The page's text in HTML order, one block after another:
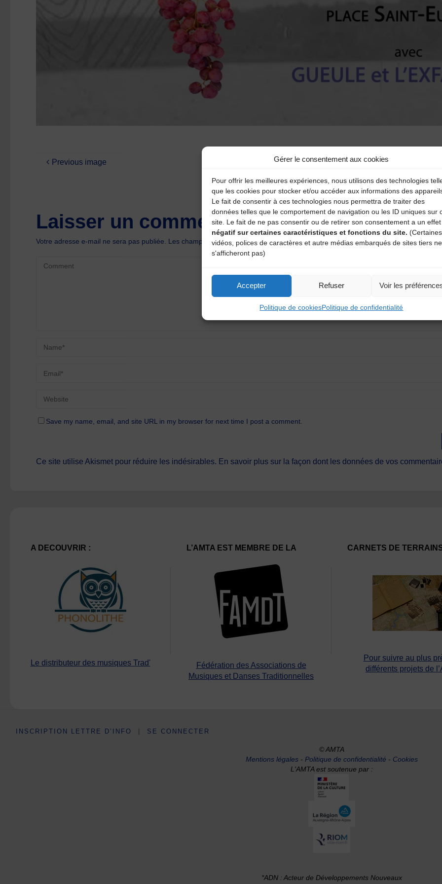
Gérer le consentement aux cookies
Pour offrir les meilleures expériences, nous utilisons des technologies
que les cookies pour stocker et/ou accéder aux informations des
Le fait de consentir à ces technologies nous permettra de traiter des
données telles que le comportement de navigation ou les ID uniques sur
site. Le fait de ne pas consentir ou de retirer son consentement a un effet
négatif sur certaines caractéristiques et fonctions du site. (Certaines
vidéos, polices de caractères et autre médias embarqués de sites tiers ne
s'afficheront pas)
Accepter Refuser Voir les
Politique de cookiesPolitique de confidentialité
Previous image
Laisser un commentaire
Votre adresse e-mail ne sera pas publiée. Les champs obligatoires sont indiqués avec*
Save my name, email, and site URL in my browser for next time I post a comment.
Ce site utilise Akismet pour réduire les indésirables. En savoir plus sur la façon dont les données de vos
A DECOUVRIR :
Le distributeur des musiques Trad'
L’AMTA EST MEMBRE DE LA
Fédération des Associations de
Musiques et Danses Traditionnelles
CARNETS DE
Pour suivre au plus
différents projets de
INSCRIPTION LETTRE D’INFO SE CONNECTER
© AMTA
Mentions légales- Politique de confidentialité - Cookies
L'AMTA est soutenue par :
*ADN : Acteur de Développements Nouveaux